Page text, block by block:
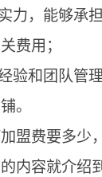
，能够承担
费用；
和团队管理
。
费要多少
内容就介绍